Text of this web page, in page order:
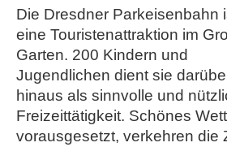
Die Dresdner Parkeisenbahn
eine Touristenattraktion im
Garten. 200 Kindern und
Jugendlichen dient sie
hinaus als sinnvolle und
Freizeittätigkeit. Schönes
vorausgesetzt, verkehren die